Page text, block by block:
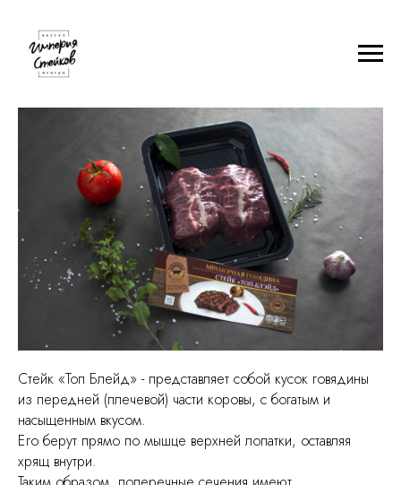
Рецепт стейка "Топ Блейд"
Стейк «Топ Блейд» - представляет собой кусок говядины
из передней (плечевой) части коровы, с богатым и
насыщенным вкусом.
Его берут прямо по мышце верхней лопатки, оставляя
хрящ внутри.